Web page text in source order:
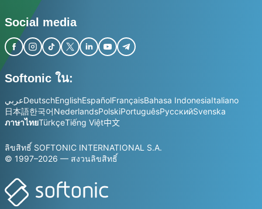
Social media
Softonic ใน:
عربيDeutschEnglishEspañolFrançaisBahasa IndonesiaItaliano
日本語한국어NederlandsPolskiPortuguêsРусскийSvenska
ภาษาไทยTürkçeTiếng Việt中文
ลิขสิทธิ์ SOFTONIC INTERNATIONAL S.A.
© 1997–2026 — สงวนลิขสิทธิ์